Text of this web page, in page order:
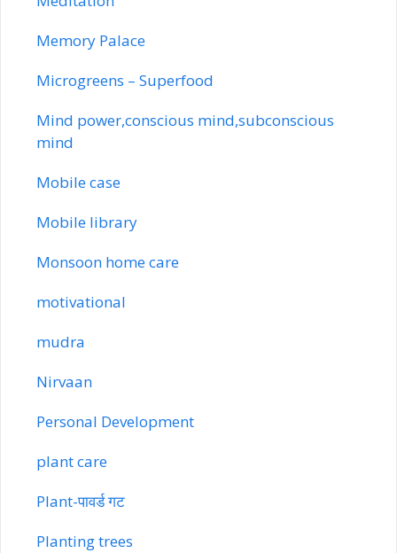
Memory Palace
Microgreens – Superfood
Mind power,conscious mind,subconscious
mind
Mobile case
Mobile library
Monsoon home care
motivational
mudra
Nirvaan
Personal Development
plant care
Plant-पावर्ड गट
Planting trees